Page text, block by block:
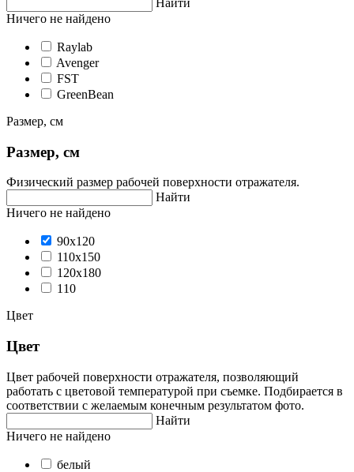
Ничего не найдено
Raylab
Avenger
FST
GreenBean
Размер, см
Размер, см
Физический размер рабочей поверхности отражателя.
Найти
Ничего не найдено
90х120
110х150
120x180
110
Цвет
Цвет
Цвет рабочей поверхности отражателя, позволяющий
работать с цветовой температурой при съемке. Подбирается в
соответствии с желаемым конечным результатом фото.
Найти
Ничего не найдено
белый